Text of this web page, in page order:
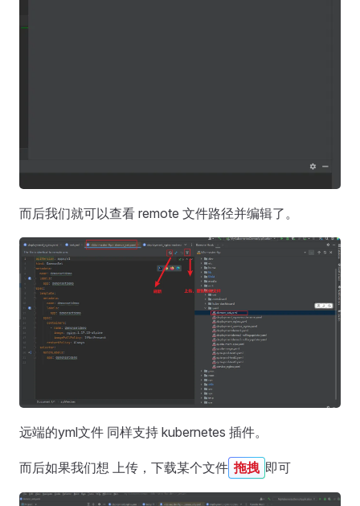
而后我们就可以查看 remote 文件路径并编辑了。
远端的yml文件 同样支持 kubernetes 插件。
而后如果我们想 上传，下载某个文件 拖拽 即可